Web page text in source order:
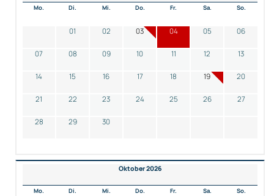
Mo. Di. Mi. Do. Fr. Sa. So.
01 02 03 04 05 06
07 08 09 10 11 12 13
14 15 16 17 18 19 20
21 22 23 24 25 26 27
28 29 30
Oktober 2026
Mo. Di. Mi. Do. Fr. Sa. So.